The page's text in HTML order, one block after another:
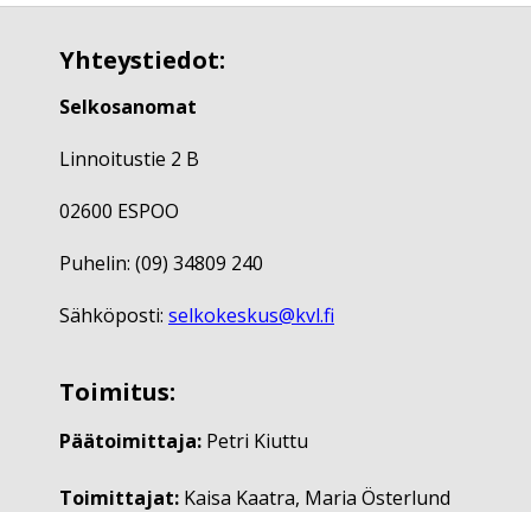
Yhteystiedot:
Selkosanomat
Linnoitustie 2 B
02600 ESPOO
Puhelin: (09) 34809 240
Sähköposti: selkokeskus@kvl.fi
Toimitus:
Päätoimittaja: Petri Kiuttu
Toimittajat: Kaisa Kaatra, Maria Österlund